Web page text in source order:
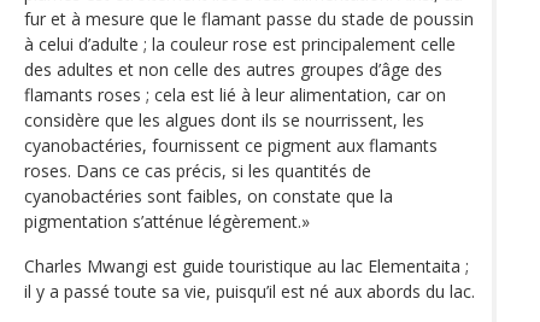
fur et à mesure que le flamant passe du stade de poussin
à celui d’adulte ; la couleur rose est principalement celle
des adultes et non celle des autres groupes d’âge des
flamants roses ; cela est lié à leur alimentation, car on
considère que les algues dont ils se nourrissent, les
cyanobactéries, fournissent ce pigment aux flamants
roses. Dans ce cas précis, si les quantités de
cyanobactéries sont faibles, on constate que la
pigmentation s’atténue légèrement.»
Charles Mwangi est guide touristique au lac Elementaita ;
il y a passé toute sa vie, puisqu’il est né aux abords du lac.